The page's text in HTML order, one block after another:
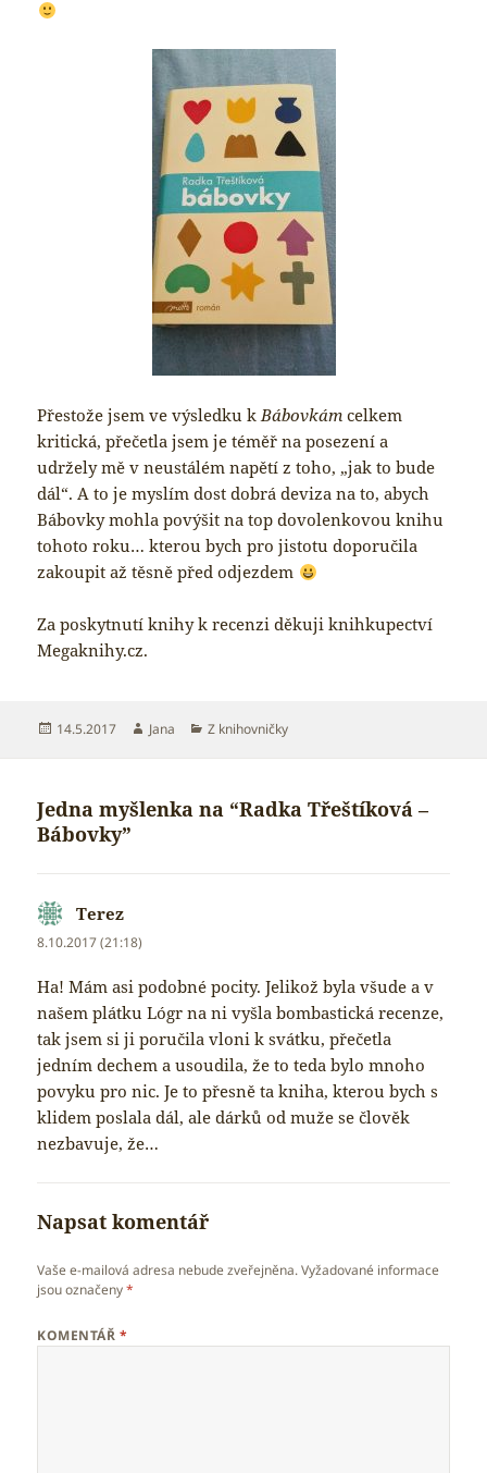
Přestože jsem ve výsledku kBábovkám celkem
kritická, přečetla jsem je téměř na posezení a
udržely mě v neustálém napětí z toho, „jak to bude
dál“. A to je myslím dost dobrá deviza na to, abych
Bábovky mohla povýšit na top dovolenkovou knihu
tohoto roku… kterou bych pro jistotu doporučila
zakoupit až těsně před odjezdem
Za poskytnutí knihy k recenzi děkuji knihkupectví
Megaknihy.cz.
Publikováno:
14.5.2017 Autor:
Jana Rubriky:
Z knihovničky
Jedna myšlenka na “Radka Třeštíková –
Bábovky”
Terez
8.10.2017 (21:18)
Ha! Mám asi podobné pocity. Jelikož byla všude a v
našem plátku Lógr na ni vyšla bombastická recenze,
tak jsem si ji poručila vloni k svátku, přečetla
jedním dechem a usoudila, že to teda bylo mnoho
povyku pro nic. Je to přesně ta kniha, kterou bych s
klidem poslala dál, ale dárků od muže se člověk
nezbavuje, že…
Napsat komentář
Vaše e-mailová adresa nebude zveřejněna. Vyžadované informace
jsou označeny*
KOMENTÁŘ *